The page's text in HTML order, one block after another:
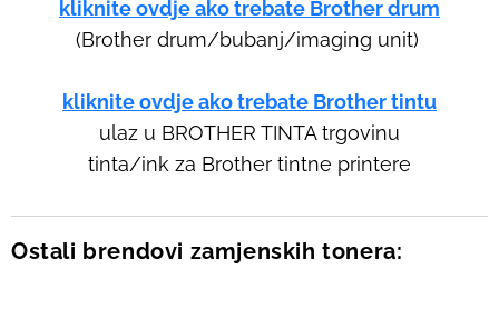
kliknite ovdje ako trebate Brother drum
(Brother drum/bubanj/imaging unit)
kliknite ovdje ako trebate Brother tintu
ulaz u BROTHER TINTA trgovinu
tinta/ink za Brother tintne printere
Ostali brendovi zamjenskih tonera: